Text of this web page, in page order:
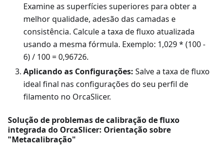
Examine as superfícies superiores para obter a
melhor qualidade, adesão das camadas e
consistência. Calcule a taxa de fluxo atualizada
usando a mesma fórmula. Exemplo: 1,029 * (100 -
6) / 100 = 0,96726.
Aplicando as Configurações: Salve a taxa de fluxo
ideal final nas configurações do seu perfil de
filamento no OrcaSlicer.
Solução de problemas de calibração de fluxo
integrada do OrcaSlicer: Orientação sobre
"Metacalibração"